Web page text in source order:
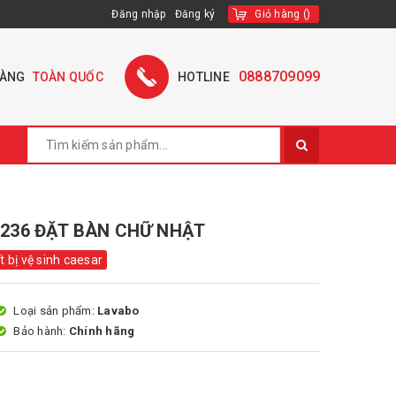
Đăng nhập Đăng ký Giỏ hàng ()
TOÀN QUỐC HOTLINE 0888709099
ĐẶT BÀN CHỮ NHẬT
bị vệ sinh caesar
Loại sản phẩm: Lavabo
Bảo hành: Chính hãng